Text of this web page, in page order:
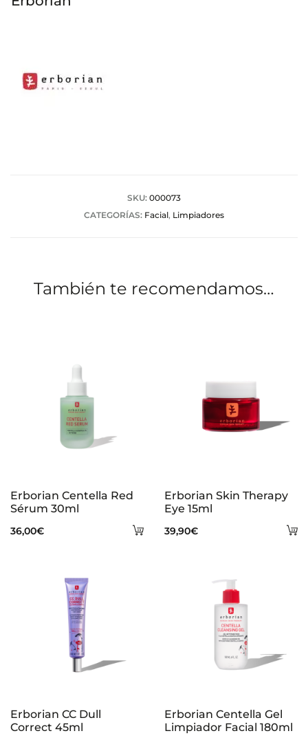
SKU: 000073
CATEGORÍAS: Facial, Limpiadores
También te recomendamos…
Añadir
Erborian Centella Red
Sérum 30ml
36,00€
Erborian Skin Therapy
Eye 15ml
39,90€
Erborian CC Dull
Correct 45ml
Erborian Centella Gel
Limpiador Facial 180ml